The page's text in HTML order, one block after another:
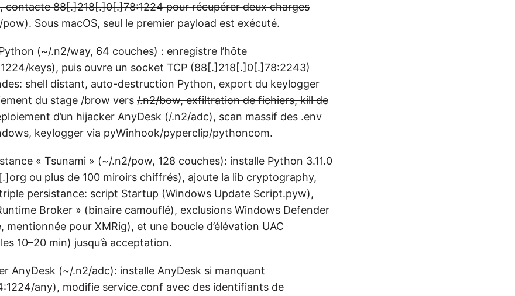
contacte 88[.]218[.]0[.]78:1224 pour récupérer deux charges
Sous macOS, seul le premier payload est exécuté.
(~/.n2/way, 64 couches) : enregistre l’hôte
keys), puis ouvre un socket TCP (88[.]218[.]0[.]78:2243)
shell distant, auto-destruction Python, export du keylogger
du stage /brow vers /.n2/bow, exfiltration de fichiers, kill de
d’un hijacker AnyDesk (/.n2/adc), scan massif des .env
keylogger via pyWinhook/pyperclip/pythoncom.
« Tsunami » (~/.n2/pow, 128 couches): installe Python 3.11.0
ou plus de 100 miroirs chiffrés), ajoute la lib cryptography,
persistance: script Startup (Windows Update Script.pyw),
Broker » (binaire camouflé), exclusions Windows Defender
mentionnée pour XMRig), et une boucle d’élévation UAC
10–20 min) jusqu’à acceptation.
AnyDesk (~/.n2/adc): installe AnyDesk si manquant
any), modifie service.conf avec des identifiants de